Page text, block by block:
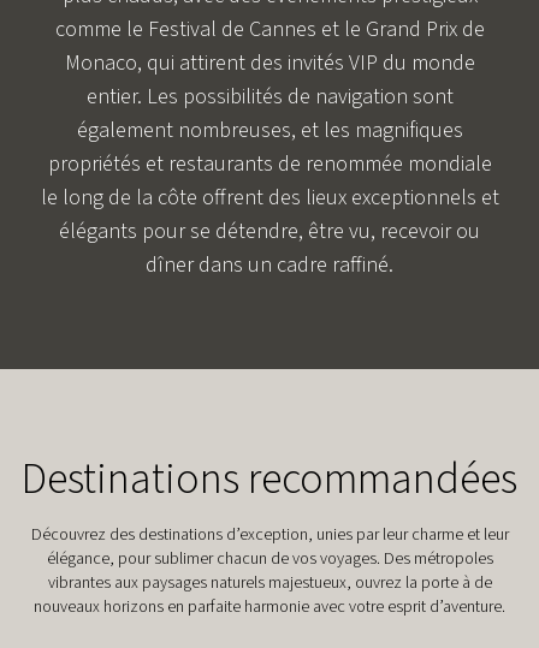
comme le Festival de Cannes et le Grand Prix de
Monaco, qui attirent des invités VIP du monde
entier. Les possibilités de navigation sont
également nombreuses, et les magnifiques
propriétés et restaurants de renommée mondiale
le long de la côte offrent des lieux exceptionnels et
élégants pour se détendre, être vu, recevoir ou
dîner dans un cadre raffiné.
Destinations recommandées
Découvrez des destinations d’exception, unies par leur charme et leur
élégance, pour sublimer chacun de vos voyages. Des métropoles
vibrantes aux paysages naturels majestueux, ouvrez la porte à de
nouveaux horizons en parfaite harmonie avec votre esprit d’aventure.